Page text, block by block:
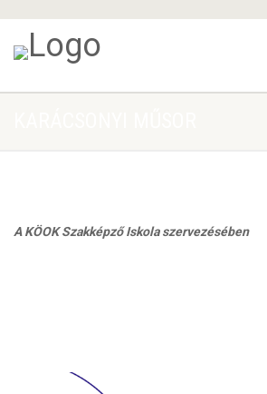
A KÖOK Szakképző Iskola szervezésében